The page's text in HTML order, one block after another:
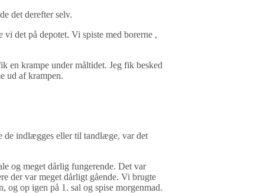
det derefter selv.
det på depotet. Vi spiste med borerne ,
en krampe under måltidet. Jeg fik besked
ud af krampen.
de indlægges eller til tandlæge, var det
og meget dårlig fungerende. Det var
der var meget dårligt gående. Vi brugte
og op igen på 1. sal og spise morgenmad.